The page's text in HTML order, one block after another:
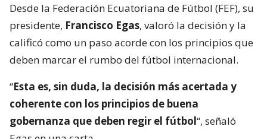
Desde la Federación Ecuatoriana de Fútbol (FEF), su
presidente, Francisco Egas, valoró la decisión y la
calificó como un paso acorde con los principios que
deben marcar el rumbo del fútbol internacional.
“Esta es, sin duda, la decisión más acertada y
coherente con los principios de buena
gobernanza que deben regir el fútbol“, señaló